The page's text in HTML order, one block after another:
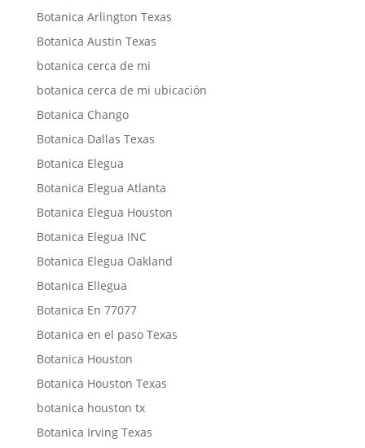
Botanica Arlington Texas
Botanica Austin Texas
botanica cerca de mi
botanica cerca de mi ubicación
Botanica Chango
Botanica Dallas Texas
Botanica Elegua
Botanica Elegua Atlanta
Botanica Elegua Houston
Botanica Elegua INC
Botanica Elegua Oakland
Botanica Ellegua
Botanica En 77077
Botanica en el paso Texas
Botanica Houston
Botanica Houston Texas
botanica houston tx
Botanica Irving Texas